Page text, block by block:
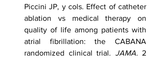
Piccini JP, y cols. Effect of catheter
ablation vs medical therapy on
quality of life among patients with
atrial fibrillation: the CABANA
randomized clinical trial. JAMA. 2